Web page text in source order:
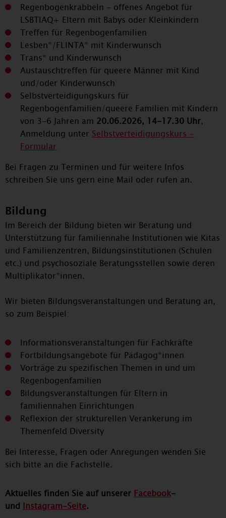
Regenbogenkrabbeln - offenes Angebot für
LSBTIAQ+ Eltern mit Babys oder Kleinkindern
Treffen für Regenbogenfamilien
Lesben*/FLINTA* mit Kinderwunsch
Trans* und Kinderwunsch
Austauschtreffen für queere Männer mit Kind
und/oder Kinderwunsch
Selbstverteidigungskurs für
Regenbogenfamilien/queere Familien mit Kindern
von 3-6 Jahren am 20.06.2026, 14-17.30 Uhr,
Anmeldung unter Selbstverteidigungskurs -
Formular
Bei Fragen zu Terminen und für weitere Infos
schreiben Sie uns gern eine Mail oder rufen an.
Bildung
Im Bereich der Bildung bieten wir Beratung und
Unterstützung für familiennahe Institutionen wie Kitas
und Familienzentren, Bildungsinstitutionen (Schulen
etc.) und psychosoziale Beratungsstellen sowie deren
Multiplikator*innen.
Wir bieten Bildungsveranstaltungen und Beratung an,
so zum Beispiel:
Informationsveranstaltungen für Fachkräfte
Fortbildungsangebote für Pädagog*innen
Vorträge zu spezifischen Themen in und um
Regenbogenfamilien
Bildungsveranstaltungen für Eltern in
familiennahen Einrichtungen
Reflexion der strukturellen Verankerung im
Themenfeld Diversity
Bei Interesse, Fragen oder Anregungen wenden Sie
sich bitte an die Fachstelle.
Aktuelles finden Sie auf unserer Facebook-
und Instagram-Seite.